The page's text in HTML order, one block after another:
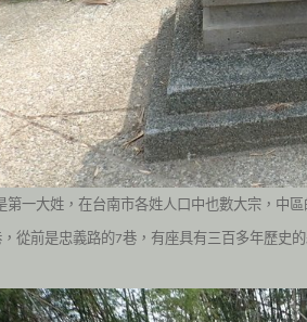
第一大姓，在台南市各姓人口中也數大宗，中區
從前是忠義路的7巷，有座具有三百多年歷史